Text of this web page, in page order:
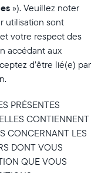
»). Veuillez noter
utilisation sont
votre respect des
accédant aux
d’être lié(e) par
PRÉSENTES
CONTIENNENT
CONCERNANT LES
DONT VOUS
QUE VOUS